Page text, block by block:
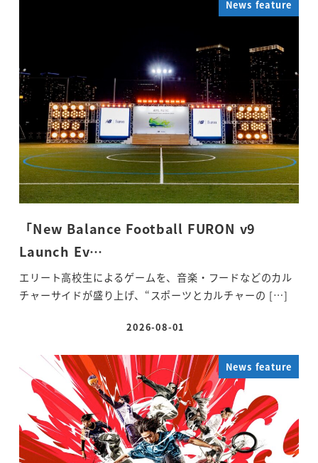
News feature
「New Balance Football FURON v9
Launch Ev…
エリート高校生によるゲームを、音楽・フードなどのカル
チャーサイドが盛り上げ、“スポーツとカルチャーの […]
投稿日
2026-08-01
News feature